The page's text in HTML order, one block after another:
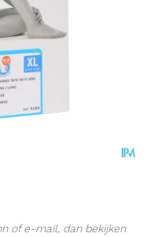
of e-mail, dan bekijken